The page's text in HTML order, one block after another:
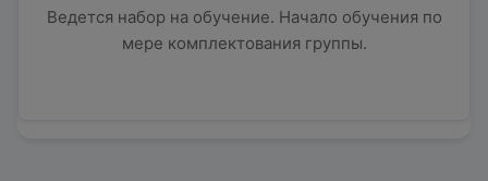
Ведется набор на обучение. Начало обучения по
мере комплектования группы.